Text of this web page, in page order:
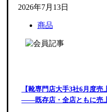
2026年7月13日
商品
【靴専門店大手3社6月度
――既存店・全店ともに売